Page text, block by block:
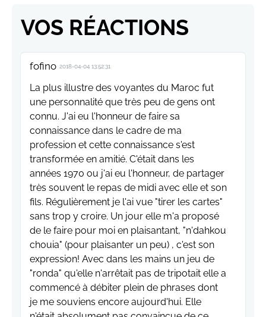
VOS RÉACTIONS
fofino 2018-04-04 13:52:31
La plus illustre des voyantes du Maroc fut
une personnalité que très peu de gens ont
connu. J'ai eu l'honneur de faire sa
connaissance dans le cadre de ma
profession et cette connaissance s'est
transformée en amitié. C'était dans les
années 1970 ou j'ai eu l'honneur, de partager
très souvent le repas de midi avec elle et son
fils. Régulièrement je l'ai vue "tirer les cartes"
sans trop y croire. Un jour elle m'a proposé
de le faire pour moi en plaisantant, "n'dahkou
chouia" (pour plaisanter un peu) , c'est son
expression! Avec dans les mains un jeu de
"ronda" qu'elle n'arrêtait pas de tripotait elle a
commencé à débiter plein de phrases dont
je me souviens encore aujourd'hui. Elle